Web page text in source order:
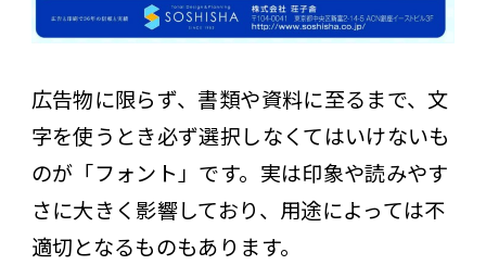
広告物に限らず、書類や資料に至るまで、文
字を使うとき必ず選択しなくてはいけないも
のが「フォント」です。実は印象や読みやす
さに大きく影響しており、用途によっては不
適切となるものもあります。